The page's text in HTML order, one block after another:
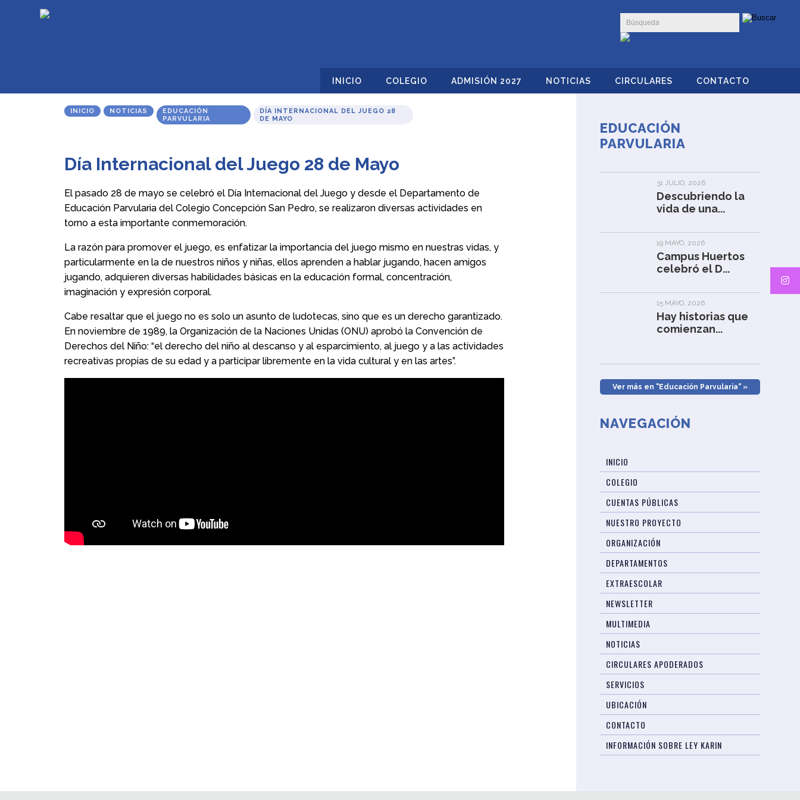
INICIO COLEGIO ADMISIÓN 2027 NOTICIAS CIRCULARES CONTACTO
INICIO NOTICIAS
EDUCACIÓN
PARVULARIA
DÍA INTERNACIONAL DEL JUEGO 28
DE MAYO
Día Internacional del Juego 28 de Mayo
El pasado 28 de mayo se celebró el Día Internacional del Juego y desde el Departamento de
Educación Parvularia del Colegio Concepción San Pedro, se realizaron diversas actividades en
torno a esta importante conmemoración.
La razón para promover el juego, es enfatizar la importancia del juego mismo en nuestras vidas, y
particularmente en la de nuestros niños y niñas, ellos aprenden a hablar jugando, hacen amigos
jugando, adquieren diversas habilidades básicas en la educación formal, concentración,
imaginación y expresión corporal.
Cabe resaltar que el juego no es solo un asunto de ludotecas, sino que es un derecho garantizado.
En noviembre de 1989, la Organización de la Naciones Unidas (ONU) aprobó la Convención de
Derechos del Niño: “el derecho del niño al descanso y al esparcimiento, al juego y a las actividades
recreativas propias de su edad y a participar libremente en la vida cultural y en las artes”.
EDUCACIÓN
PARVULARIA
31 JULIO, 2026
Descubriendo la
vida de una...
19 MAYO, 2026
Campus Huertos
celebró el D...
15 MAYO, 2026
Hay historias que
comienzan...
Ver más en "Educación Parvularia" »
NAVEGACIÓN
INICIO
COLEGIO
CUENTAS PÚBLICAS
NUESTRO PROYECTO
ORGANIZACIÓN
DEPARTAMENTOS
EXTRAESCOLAR
NEWSLETTER
MULTIMEDIA
NOTICIAS
CIRCULARES APODERADOS
SERVICIOS
UBICACIÓN
CONTACTO
INFORMACIÓN SOBRE LEY KARIN